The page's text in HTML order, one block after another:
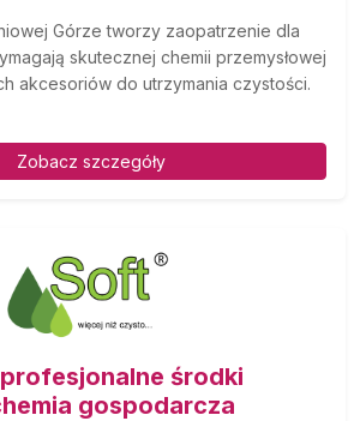
Górze tworzy zaopatrzenie dla
skutecznej chemii przemysłowej
akcesoriów do utrzymania czystości.
Zobacz szczegóły
środki
gospodarcza